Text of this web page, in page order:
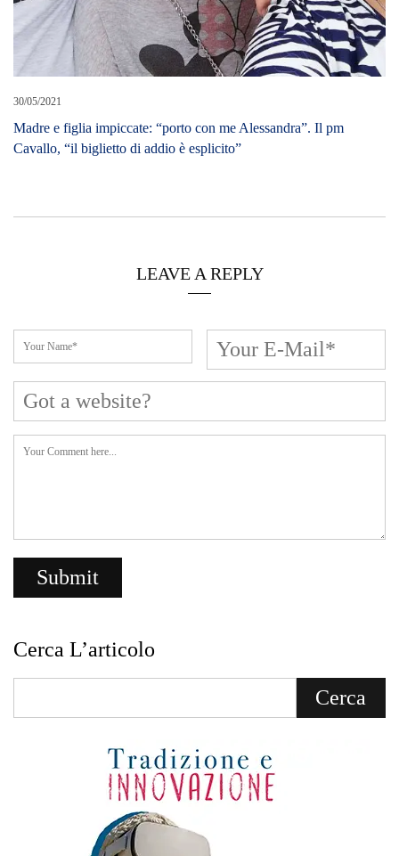
LEAVE A REPLY
Cerca L’articolo